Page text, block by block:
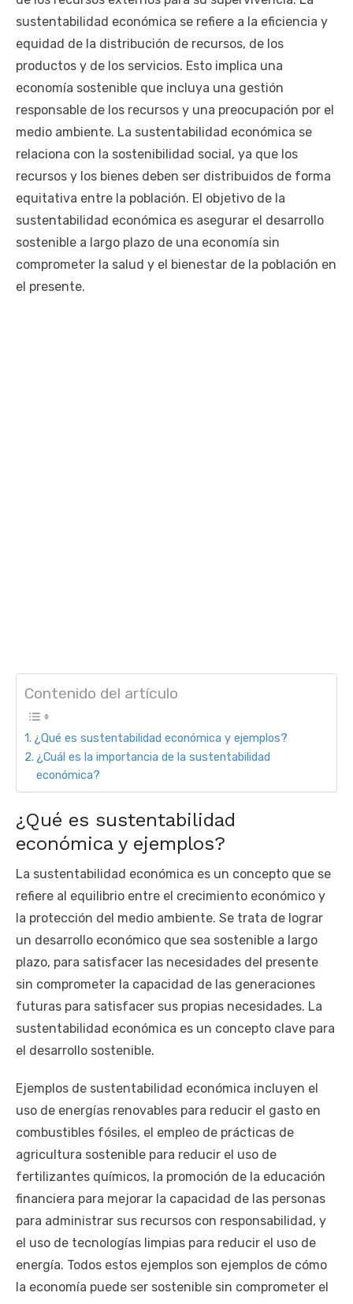
sustentabilidad económica se refiere a la eficiencia y
equidad de la distribución de recursos, de los
productos y de los servicios. Esto implica una
economía sostenible que incluya una gestión
responsable de los recursos y una preocupación por el
medio ambiente. La sustentabilidad económica se
relaciona con la sostenibilidad social, ya que los
recursos y los bienes deben ser distribuidos de forma
equitativa entre la población. El objetivo de la
sustentabilidad económica es asegurar el desarrollo
sostenible a largo plazo de una economía sin
comprometer la salud y el bienestar de la población en
el presente.
Contenido del artículo
¿Qué es sustentabilidad económica y ejemplos?
¿Cuál es la importancia de la sustentabilidad
económica?
¿Qué es sustentabilidad
económica y ejemplos?
La sustentabilidad económica es un concepto que se
refiere al equilibrio entre el crecimiento económico y
la protección del medio ambiente. Se trata de lograr
un desarrollo económico que sea sostenible a largo
plazo, para satisfacer las necesidades del presente
sin comprometer la capacidad de las generaciones
futuras para satisfacer sus propias necesidades. La
sustentabilidad económica es un concepto clave para
el desarrollo sostenible.
Ejemplos de sustentabilidad económica incluyen el
uso de energías renovables para reducir el gasto en
combustibles fósiles, el empleo de prácticas de
agricultura sostenible para reducir el uso de
fertilizantes químicos, la promoción de la educación
financiera para mejorar la capacidad de las personas
para administrar sus recursos con responsabilidad, y
el uso de tecnologías limpias para reducir el uso de
energía. Todos estos ejemplos son ejemplos de cómo
la economía puede ser sostenible sin comprometer el